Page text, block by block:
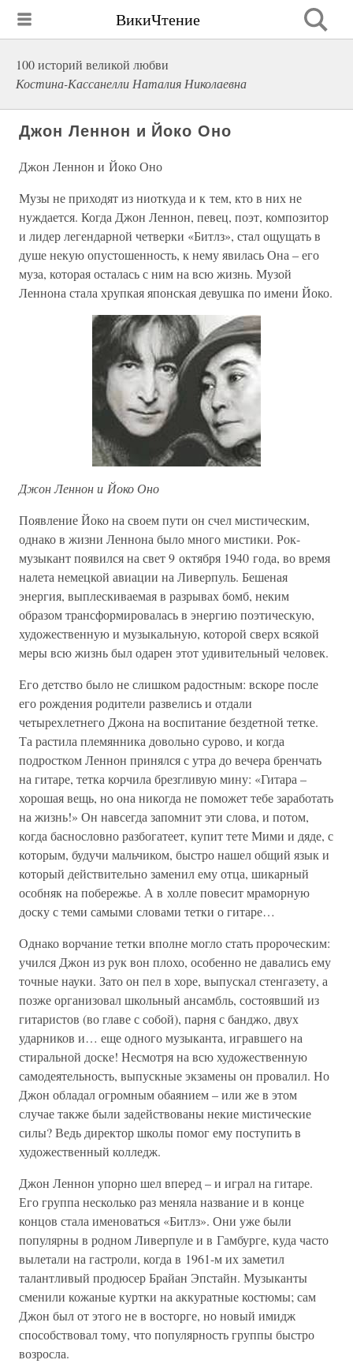
ВикиЧтение
100 историй великой любви
Костина-Кассанелли Наталия Николаевна
Джон Леннон и Йоко Оно
Джон Леннон и Йоко Оно
Музы не приходят из ниоткуда и к тем, кто в них не
нуждается. Когда Джон Леннон, певец, поэт, композитор
и лидер легендарной четверки «Битлз», стал ощущать в
душе некую опустошенность, к нему явилась Она – его
муза, которая осталась с ним на всю жизнь. Музой
Леннона стала хрупкая японская девушка по имени Йоко.
Джон Леннон и Йоко Оно
Появление Йоко на своем пути он счел мистическим,
однако в жизни Леннона было много мистики. Рок-
музыкант появился на свет 9 октября 1940 года, во время
налета немецкой авиации на Ливерпуль. Бешеная
энергия, выплескиваемая в разрывах бомб, неким
образом трансформировалась в энергию поэтическую,
художественную и музыкальную, которой сверх всякой
меры всю жизнь был одарен этот удивительный человек.
Его детство было не слишком радостным: вскоре после
его рождения родители развелись и отдали
четырехлетнего Джона на воспитание бездетной тетке.
Та растила племянника довольно сурово, и когда
подростком Леннон принялся с утра до вечера бренчать
на гитаре, тетка корчила брезгливую мину: «Гитара –
хорошая вещь, но она никогда не поможет тебе заработать
на жизнь!» Он навсегда запомнит эти слова, и потом,
когда баснословно разбогатеет, купит тете Мими и дяде, с
которым, будучи мальчиком, быстро нашел общий язык и
который действительно заменил ему отца, шикарный
особняк на побережье. А в холле повесит мраморную
доску с теми самыми словами тетки о гитаре…
Однако ворчание тетки вполне могло стать пророческим:
учился Джон из рук вон плохо, особенно не давались ему
точные науки. Зато он пел в хоре, выпускал стенгазету, а
позже организовал школьный ансамбль, состоявший из
гитаристов (во главе с собой), парня с банджо, двух
ударников и… еще одного музыканта, игравшего на
стиральной доске! Несмотря на всю художественную
самодеятельность, выпускные экзамены он провалил. Но
Джон обладал огромным обаянием – или же в этом
случае также были задействованы некие мистические
силы? Ведь директор школы помог ему поступить в
художественный колледж.
Джон Леннон упорно шел вперед – и играл на гитаре.
Его группа несколько раз меняла название и в конце
концов стала именоваться «Битлз». Они уже были
популярны в родном Ливерпуле и в Гамбурге, куда часто
вылетали на гастроли, когда в 1961-м их заметил
талантливый продюсер Брайан Эпстайн. Музыканты
сменили кожаные куртки на аккуратные костюмы; сам
Джон был от этого не в восторге, но новый имидж
способствовал тому, что популярность группы быстро
возросла.